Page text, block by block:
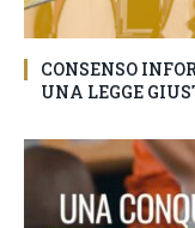
CONSENSO
UNA LEGGE